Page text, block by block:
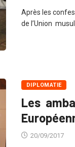
Après les
de l’Union
DIPLOMATIE
Les
20/09/2017